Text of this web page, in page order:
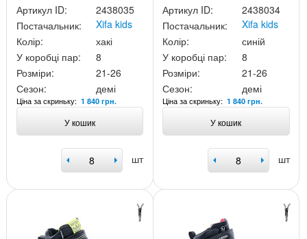
Артикул ID:
2438035
Постачальник:
Xifa kids
Колір:
хакі
У коробці пар:
8
Розміри:
21-26
Сезон:
демі
Ціна за скриньку: 1 840 грн.
У кошик
шт
Артикул ID:
2438034
Постачальник:
Xifa kids
Колір:
синій
У коробці пар:
8
Розміри:
21-26
Сезон:
демі
Ціна за скриньку:1 840 грн.
У кошик
шт